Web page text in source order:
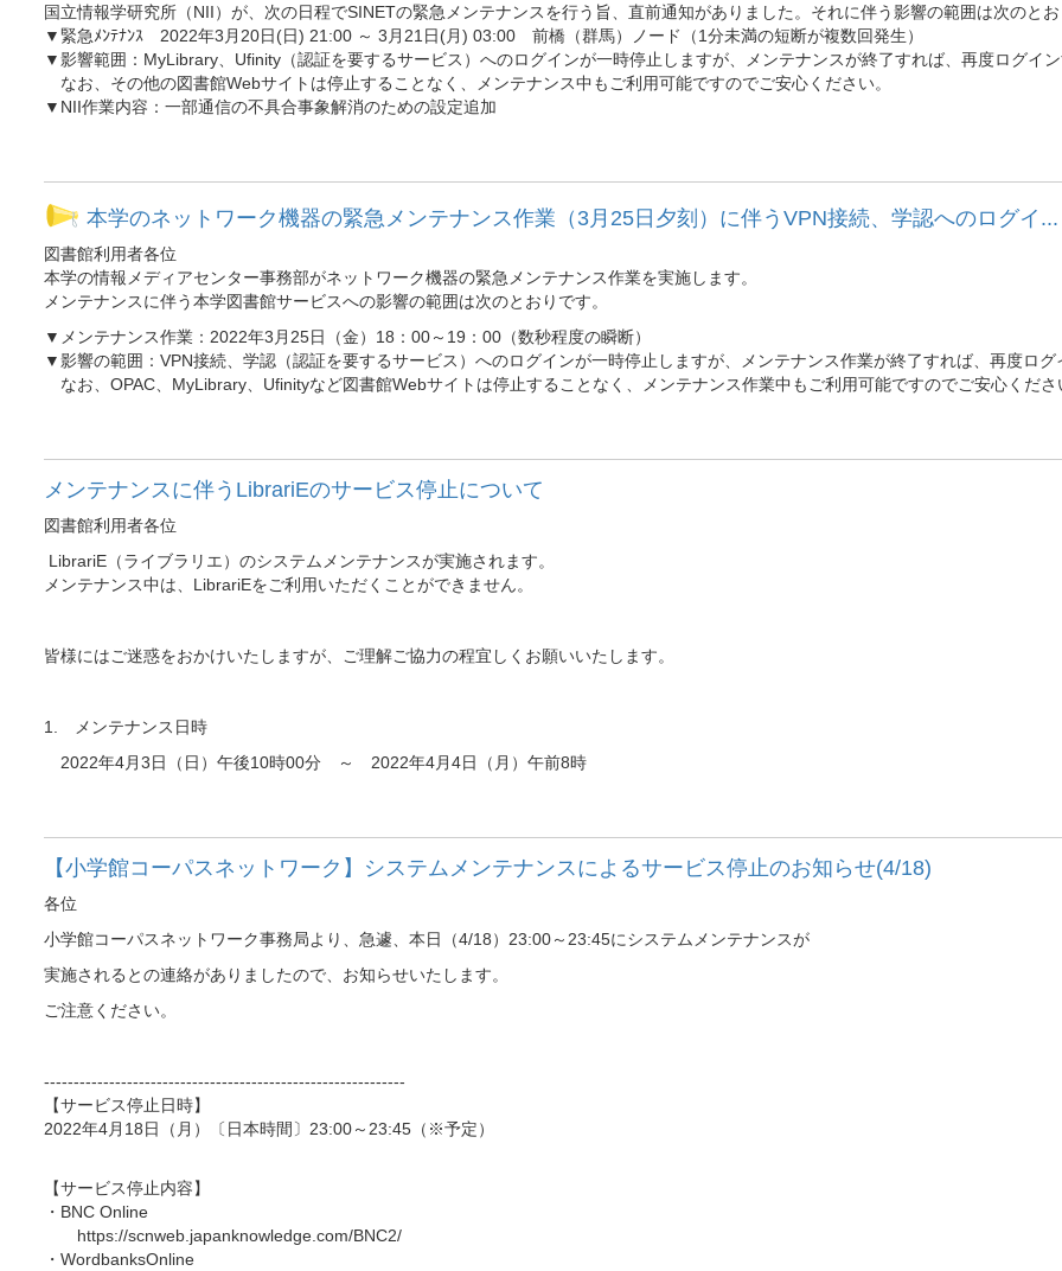
国立情報学研究所（NII）が、次の日程でSINETの緊急メンテナンスを行う旨、直前通知がありました。それに伴う影響の範囲は次のとお
▼緊急ﾒﾝﾃﾅﾝｽ 2022年3月20日(日) 21:00 ～ 3月21日(月) 03:00 前橋（群馬）ノード（1分未満の短断が複数回発生）
▼影響範囲：MyLibrary、Ufinity（認証を要するサービス）へのログインが一時停止しますが、メンテナンスが終了すれば、再度ログイン
なお、その他の図書館Webサイトは停止することなく、メンテナンス中もご利用可能ですのでご安心ください。
▼NII作業内容：一部通信の不具合事象解消のための設定追加
本学のネットワーク機器の緊急メンテナンス作業（3月25日夕刻）に伴うVPN接続、学認へのログイ...
図書館利用者各位
本学の情報メディアセンター事務部がネットワーク機器の緊急メンテナンス作業を実施します。
メンテナンスに伴う本学図書館サービスへの影響の範囲は次のとおりです。
▼メンテナンス作業：2022年3月25日（金）18：00～19：00（数秒程度の瞬断）
▼影響の範囲：VPN接続、学認（認証を要するサービス）へのログインが一時停止しますが、メンテナンス作業が終了すれば、再度ログ
なお、OPAC、MyLibrary、Ufinityなど図書館Webサイトは停止することなく、メンテナンス作業中もご利用可能ですのでご安心くださ
メンテナンスに伴うLibrariEのサービス停止について
図書館利用者各位
LibrariE（ライブラリエ）のシステムメンテナンスが実施されます。
メンテナンス中は、LibrariEをご利用いただくことができません。
皆様にはご迷惑をおかけいたしますが、ご理解ご協力の程宜しくお願いいたします。
1. メンテナンス日時
2022年4月3日（日）午後10時00分 ～ 2022年4月4日（月）午前8時
【小学館コーパスネットワーク】システムメンテナンスによるサービス停止のお知らせ(4/18)
各位
小学館コーパスネットワーク事務局より、急遽、本日（4/18）23:00～23:45にシステムメンテナンスが
実施されるとの連絡がありましたので、お知らせいたします。
ご注意ください。
-------------------------------------------------------------
【サービス停止日時】
2022年4月18日（月）〔日本時間〕23:00～23:45（※予定）
【サービス停止内容】
・BNC Online
https://scnweb.japanknowledge.com/BNC2/
・WordbanksOnline